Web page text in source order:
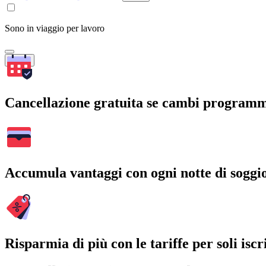
Sono in viaggio per lavoro
Cerca
Cancellazione gratuita se cambi
Accumula vantaggi con ogni notte di
Risparmia di più con le tariffe per soli